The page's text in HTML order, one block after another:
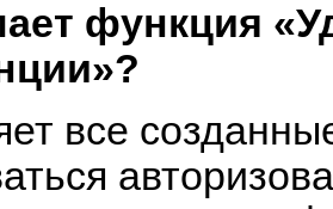
функция
все